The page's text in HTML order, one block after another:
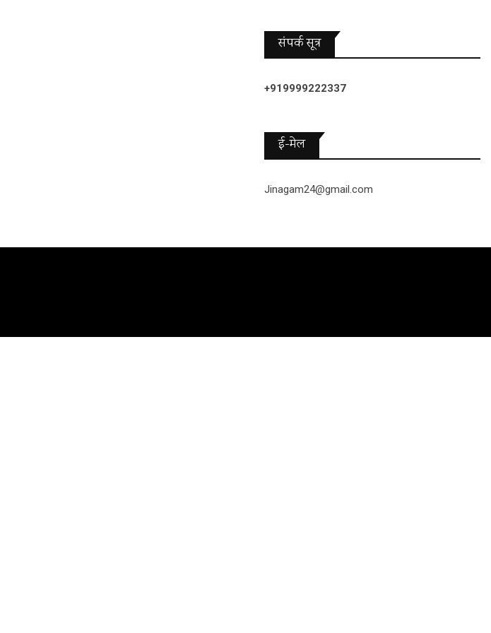
संपर्क सूत्र
+919999222337
ई-मेल
Jinagam24@gmail.com